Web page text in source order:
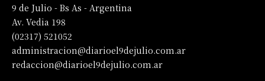
9 de Julio - Bs As - Argentina
Av. Vedia 198
(02317) 521052
administracion@diarioel9dejulio.com.ar
redaccion@diarioel9dejulio.com.ar